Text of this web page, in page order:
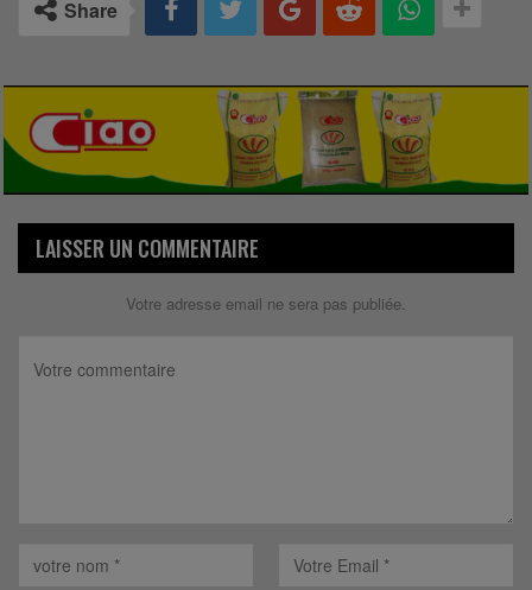
Share
LAISSER UN COMMENTAIRE
Votre adresse email ne sera pas publiée.